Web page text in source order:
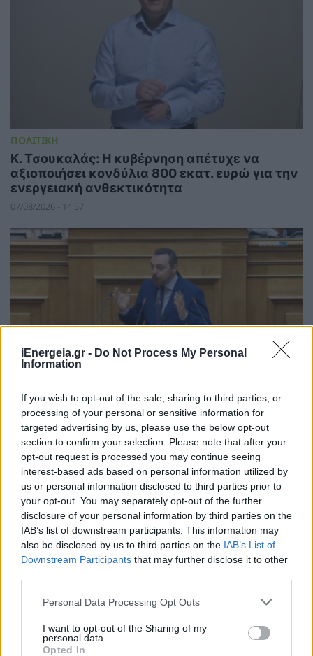
iEnergeia.gr - Do Not Process My Personal
Information
If you wish to opt-out of the sale, sharing to third parties, or
processing of your personal or sensitive information for
targeted advertising by us, please use the below opt-out
section to confirm your selection. Please note that after your
opt-out request is processed you may continue seeing
interest-based ads based on personal information utilized by
us or personal information disclosed to third parties prior to
your opt-out. You may separately opt-out of the further
disclosure of your personal information by third parties on the
IAB’s list of downstream participants. This information may
also be disclosed by us to third parties on the IAB’s List of
Downstream Participants that may further disclose it to other
Personal Data Processing Opt Outs
I want to opt-out of the Sharing of my
personal data.
Opted In
ΠΟΛΙΤΙΚΗ
Κ. Τσουκαλάς: Η κυβέρνηση απέτυχε να
αξιοποιήσει κονδύλια 800 εκατ. ευρώ για την
ενεργειακή ανθεκτικότητα
07/08/2026 - 14:57
ΠΟΛΙΤΙΚΗ
Φρ. Παρασύρης: Βαφτίζουν «επιτυχία» τη
μεταφορά του λογαριασμού της Ρήτρας
Διαφυγής στους πολίτες
07/08/2026 - 12:13